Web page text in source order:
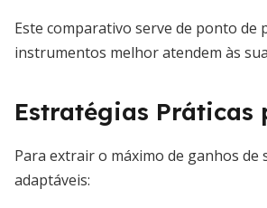
Este comparativo serve de ponto de
instrumentos melhor atendem às
Estratégias Práticas
Para extrair o máximo de ganhos
adaptáveis: